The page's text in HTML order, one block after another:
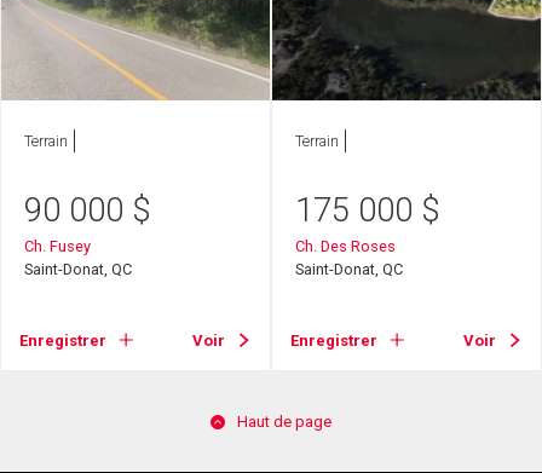
Terrain
90 000 $
Ch. Fusey
Saint-Donat, QC
Enregistrer Voir
Terrain
175 000 $
Ch. Des Roses
Saint-Donat, QC
Enregistrer Voir
Haut de page